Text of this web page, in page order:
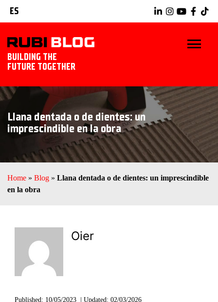
ES
BUILDING THE
FUTURE TOGETHER
TRUCOS Y CONSEJOS
IDEAS Y PROYECTOS
EXPLORAR RUBI
Llana dentada o de dientes: un
imprescindible en la obra
Home » Blog » Llana dentada o de dientes: un imprescindible
en la obra
Oier
Published: 10/05/2023 Updated: 02/03/2026